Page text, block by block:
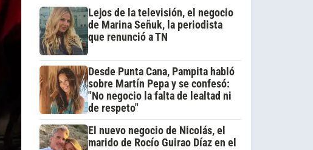
Lejos de la televisión, el negocio
de Marina Señuk, la periodista
que renunció a TN
Desde Punta Cana, Pampita habló
sobre Martín Pepa y se confesó:
"No negocio la falta de lealtad ni
de respeto"
El nuevo negocio de Nicolás, el
marido de Rocío Guirao Díaz en el